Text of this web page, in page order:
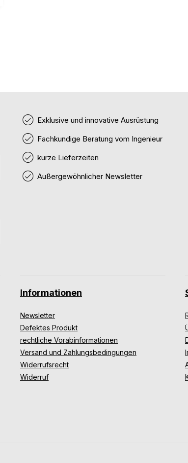
Exklusive und innovative Ausrüstung
Fachkundige Beratung vom Ingenieur
kurze Lieferzeiten
Außergewöhnlicher Newsletter
Informationen
Newsletter
Defektes Produkt
rechtliche Vorabinformationen
Versand und Zahlungsbedingungen
Widerrufsrecht
Widerruf